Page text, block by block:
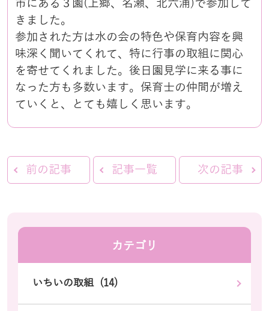
市にある３園(上郷、名瀬、北六浦)で参加して
きました。
参加された方は水の会の特色や保育内容を興
味深く聞いてくれて、特に行事の取組に関心
を寄せてくれました。後日園見学に来る事に
なった方も多数います。保育士の仲間が増え
ていくと、とても嬉しく思います。
前の記事 記事一覧 次の記事
カテゴリ
いちいの取組 (14)